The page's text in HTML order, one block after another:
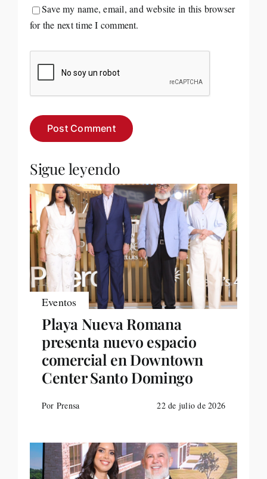
Save my name, email, and website in this browser
for the next time I comment.
Sigue leyendo
Eventos
Playa Nueva Romana
presenta nuevo espacio
comercial en Downtown
Center Santo Domingo
Por Prensa 22 de julio de 2026